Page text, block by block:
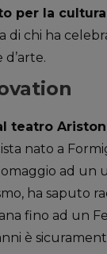
per la cultura
di chi ha
teatro Ariston
nato a
ad un
ha saputo
fino ad un
è